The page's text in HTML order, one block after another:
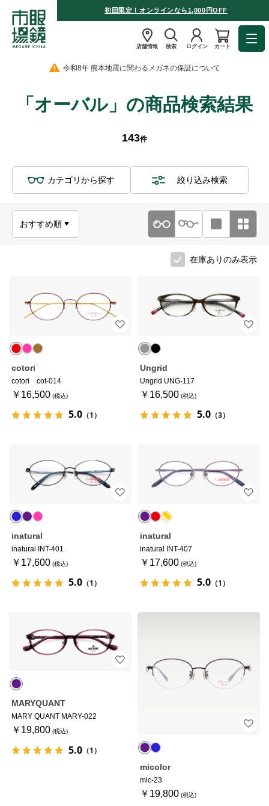
初回限定！オンラインなら1,000円OFF
店舗情報 検索 ログイン カート
令和8年 熊本地震に関わるメガネの保証について
「オーバル」の商品検索結果
143件
カテゴリから探す 絞り込み検索
在庫ありのみ表示
cotori
cotori cot-014
￥16,500
5.0 （1）
Ungrid
Ungrid UNG-117
￥16,500
5.0 （3）
inatural
inatural INT-401
￥17,600
5.0 （1）
inatural
inatural INT-407
￥17,600
5.0 （1）
MARYQUANT
MARY QUANT MARY-022
￥19,800
5.0 （1）
micolor
mic-23
￥19,800